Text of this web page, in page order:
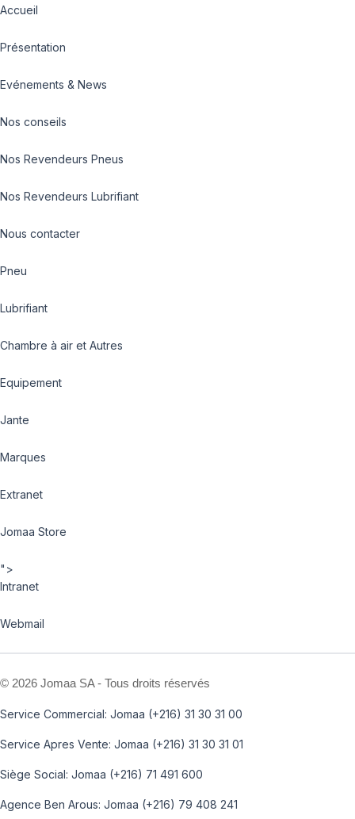
Accueil
Présentation
Evénements & News
Nos conseils
Nos Revendeurs Pneus
Nos Revendeurs Lubrifiant
Nous contacter
Pneu
Lubrifiant
Chambre à air et Autres
Equipement
Jante
Marques
Extranet
Jomaa Store
">
Intranet
Webmail
© 2026 Jomaa SA - Tous droits réservés
Service Commercial: Jomaa (+216) 31 30 31 00
Service Apres Vente: Jomaa (+216) 31 30 31 01
Siège Social: Jomaa (+216) 71 491 600
Agence Ben Arous: Jomaa (+216) 79 408 241